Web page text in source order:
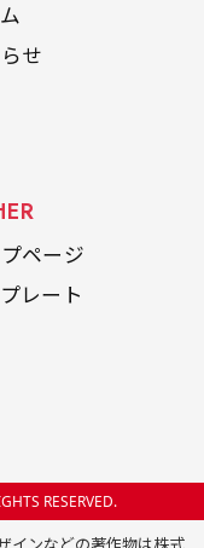
せ
ページ
レート
RESERVED.